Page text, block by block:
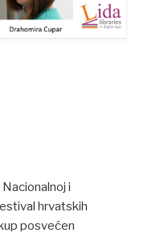
i
hrvatskih
posvećen